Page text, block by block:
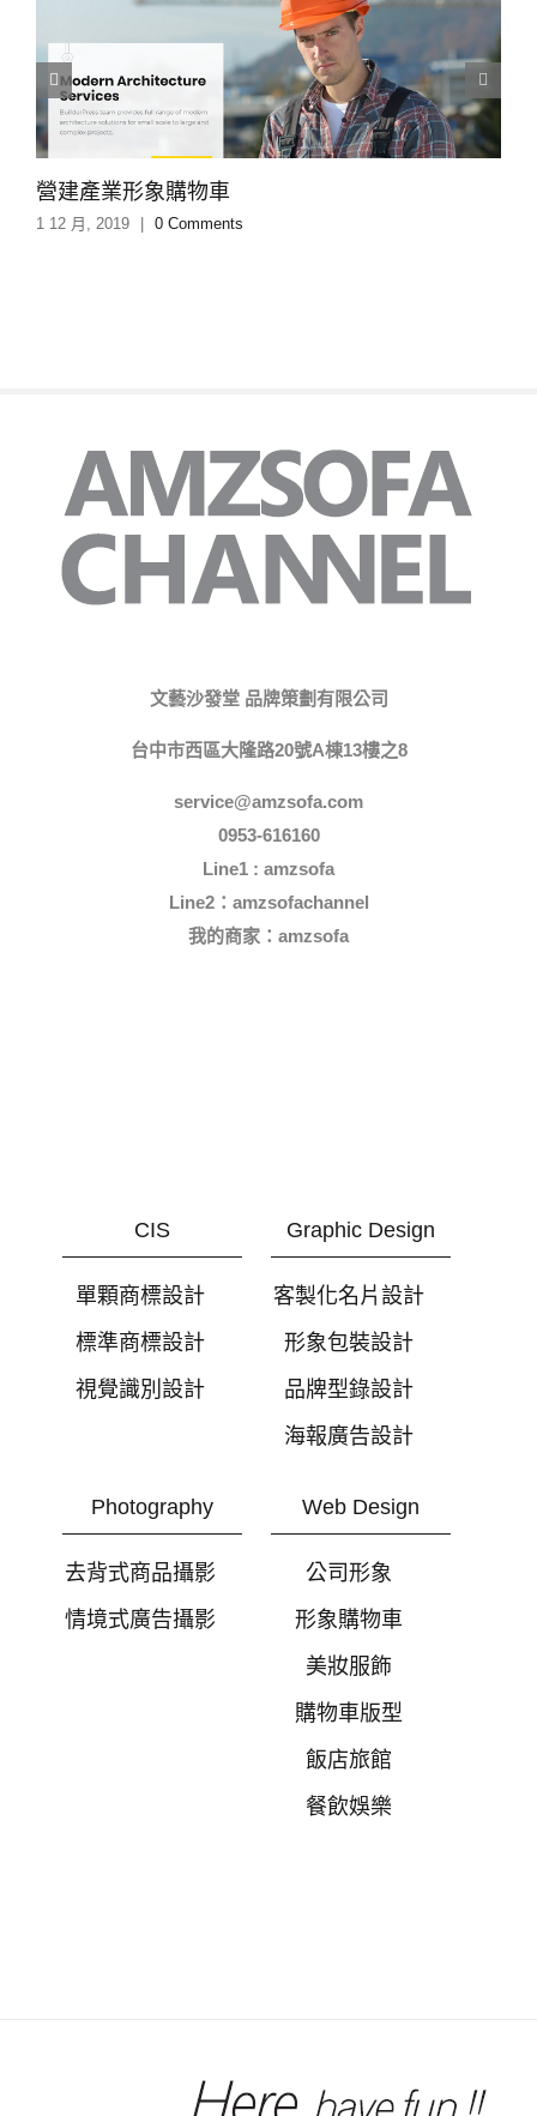
營建產業形象購物車
1 12 月, 2019 0 Comments
文藝沙發堂 品牌策劃有限公司
台中市西區大隆路20號A棟13樓之8
service@amzsofa.com
0953-616160
Line1 : amzsofa
Line2：amzsofachannel
我的商家： amzsofa
CIS
單顆商標設計
標準商標設計
視覺識別設計
Graphic Design
客製化名片設計
形象包裝設計
品牌型錄設計
海報廣告設計
Photography
去背式商品攝影
情境式廣告攝影
Web Design
公司形象
形象購物車
美妝服飾
購物車版型
飯店旅館
餐飲娛樂